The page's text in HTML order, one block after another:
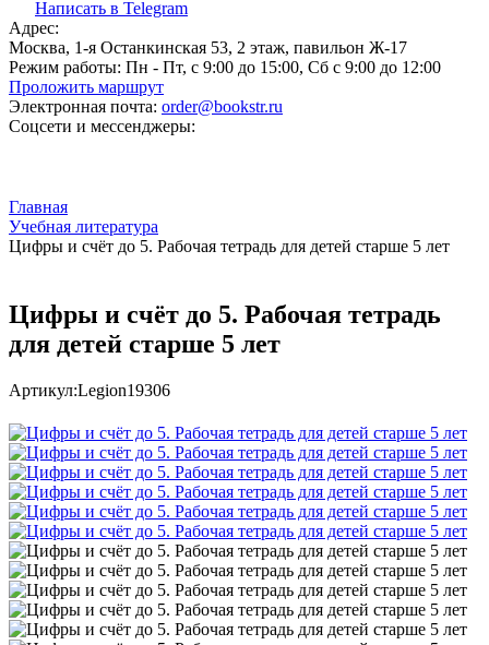
Написать в Telegram
Адрес:
Москва, 1-я Останкинская 53, 2 этаж, павильон Ж-17
Режим работы: Пн - Пт, с 9:00 до 15:00, Сб с 9:00 до 12:00
Проложить маршрут
Электронная почта: order@bookstr.ru
Соцсети и мессенджеры:
Главная
Учебная литература
Цифры и счёт до 5. Рабочая тетрадь для детей старше 5 лет
Цифры и счёт до 5. Рабочая тетрадь
для детей старше 5 лет
Артикул:Legion19306